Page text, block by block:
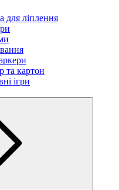
для ліплення
та картон
ігри